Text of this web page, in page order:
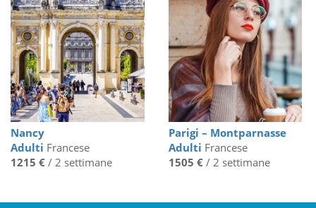
Nancy
Adulti Francese
1215 € / 2 settimane
Parigi – Montparnasse
Adulti Francese
1505 €/ 2 settimane